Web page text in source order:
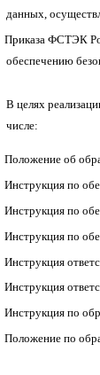
данных,
Приказа ФСТЭК
обеспечению
В целях
числе:
Положение об
Инструкция по
Инструкция по
Инструкция по
Инструкция
Инструкция
Инструкция по
Положение по